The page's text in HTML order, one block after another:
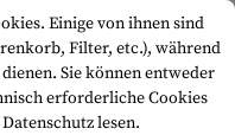
Einige von ihnen sind
Filter, etc.), während
Sie können entweder
erforderliche Cookies
lesen.